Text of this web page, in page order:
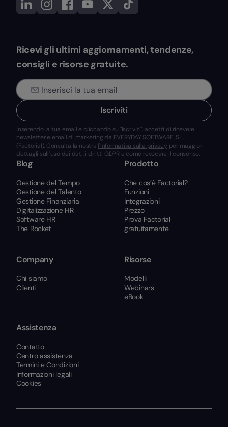
Ricevi gli ultimi aggiornamenti, tendenze,
consigli e risorse gratuite.
Iscriviti
Inserendo la tua email e cliccando su "Iscriviti", accetti di ricevere
newsletter e email di marketing da EVERYDAY SOFTWARE, S.L.
(Factorial). Consulta la nostra l'Informativa sulla privacy per maggiori
dettagli sull’uso dei dati, i diritti GDPR e come revocare il consenso.
Blog
Gestione del Tempo
Gestione del Talento
Gestione Finanziaria
Digitalizzazione HR
Software HR
The Rocket
Prodotto
Che cos’è Factorial?
Funzioni
Integrazioni
Prezzo
Prova Factorial
gratuitamente
Company
Chi siamo
Clienti
Risorse
Modelli
Webinars
eBook
Assistenza
Contatto
Centro assistenza
Termini e Condizioni
Informazioni legali
Cookies